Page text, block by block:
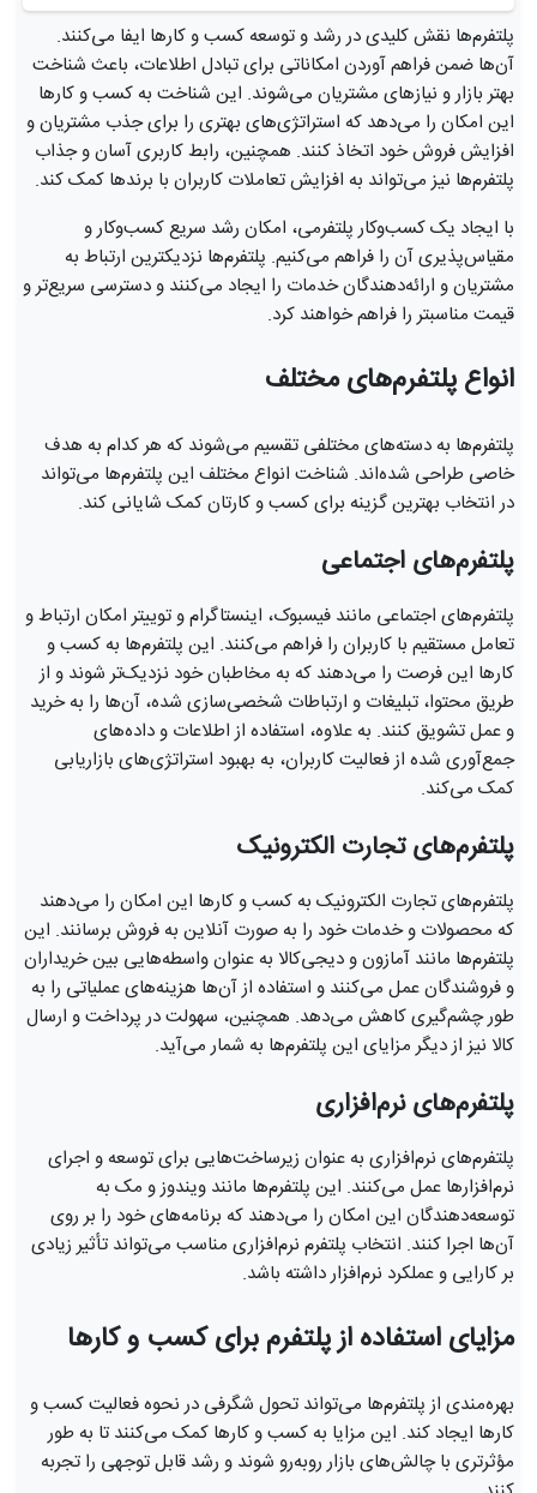
پلتفرم‌ها نقش کلیدی در رشد و توسعه کسب و کارها ایفا می‌کنند.
آن‌ها ضمن فراهم آوردن امکاناتی برای تبادل اطلاعات، باعث شناخت
بهتر بازار و نیازهای مشتریان می‌شوند. این شناخت به کسب و کارها
این امکان را می‌دهد که استراتژی‌های بهتری را برای جذب مشتریان و
افزایش فروش خود اتخاذ کنند. همچنین، رابط کاربری آسان و جذاب
پلتفرم‌ها نیز می‌تواند به افزایش تعاملات کاربران با برندها کمک کند.
با ایجاد یک کسب‌وکار پلتفرمی، امکان رشد سریع کسب‌وکار و
مقیاس‌پذیری آن را فراهم می‌کنیم. پلتفرم‌ها نزدیکترین ارتباط به
مشتریان و ارائه‌دهندگان خدمات را ایجاد می‌کنند و دسترسی سریع‌تر و
قیمت مناسبتر را فراهم خواهند کرد.
انواع پلتفرم‌های مختلف
پلتفرم‌ها به دسته‌های مختلفی تقسیم می‌شوند که هر کدام به هدف
خاصی طراحی شده‌اند. شناخت انواع مختلف این پلتفرم‌ها می‌تواند
در انتخاب بهترین گزینه برای کسب و کارتان کمک شایانی کند.
پلتفرم‌های اجتماعی
پلتفرم‌های اجتماعی مانند فیسبوک، اینستاگرام و توییتر امکان ارتباط و
تعامل مستقیم با کاربران را فراهم می‌کنند. این پلتفرم‌ها به کسب و
کارها این فرصت را می‌دهند که به مخاطبان خود نزدیک‌تر شوند و از
طریق محتوا، تبلیغات و ارتباطات شخصی‌سازی شده، آن‌ها را به خرید
و عمل تشویق کنند. به علاوه، استفاده از اطلاعات و داده‌های
جمع‌آوری شده از فعالیت کاربران، به بهبود استراتژی‌های بازاریابی
کمک می‌کند.
پلتفرم‌های تجارت الکترونیک
پلتفرم‌های تجارت الکترونیک به کسب و کارها این امکان را می‌دهند
که محصولات و خدمات خود را به صورت آنلاین به فروش برسانند. این
پلتفرم‌ها مانند آمازون و دیجی‌کالا به عنوان واسطه‌هایی بین خریداران
و فروشندگان عمل می‌کنند و استفاده از آن‌ها هزینه‌های عملیاتی را به
طور چشم‌گیری کاهش می‌دهد. همچنین، سهولت در پرداخت و ارسال
کالا نیز از دیگر مزایای این پلتفرم‌ها به شمار می‌آید.
پلتفرم‌های نرم‌افزاری
پلتفرم‌های نرم‌افزاری به عنوان زیرساخت‌هایی برای توسعه و اجرای
نرم‌افزارها عمل می‌کنند. این پلتفرم‌ها مانند ویندوز و مک به
توسعه‌دهندگان این امکان را می‌دهند که برنامه‌های خود را بر روی
آن‌ها اجرا کنند. انتخاب پلتفرم نرم‌افزاری مناسب می‌تواند تأثیر زیادی
بر کارایی و عملکرد نرم‌افزار داشته باشد.
مزایای استفاده از پلتفرم برای کسب و کارها
بهره‌مندی از پلتفرم‌ها می‌تواند تحول شگرفی در نحوه فعالیت کسب و
کارها ایجاد کند. این مزایا به کسب و کارها کمک می‌کنند تا به طور
مؤثرتری با چالش‌های بازار روبه‌رو شوند و رشد قابل توجهی را تجربه